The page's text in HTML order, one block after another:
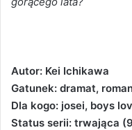
Autor: Kei Ichikawa
Gatunek: dramat,
Dla kogo: josei, boys
Status serii: trwająca